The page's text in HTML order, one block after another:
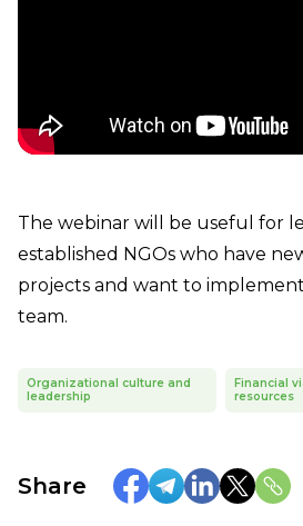
The webinar will be useful for
established NGOs who have
projects and want to
team.
Organizational culture and
leadership
Financial
resources
Share